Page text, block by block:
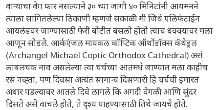
वाऱ्याचा वेग फार नसल्याने ३० च्या जागी ४० मिनिटांनी आयमनने
त्याला सांगितलेल्या ठिकाणी म्हणजे सकाळी मी जिथे एलिफंटाईन
आयलंडवर जाण्यासाठी फेरी बोटीत बसलो होतो त्याच धक्क्यावर मला
आणून सोडले. आर्कएंजल मायकल कॉप्टिक ऑर्थोडॉक्स कॅथेड्रल
(Archangel Michael Coptic Orthodox Cathedral) असं
लांबलचक नाव असलेल्या त्या चर्चच्या आतमधे जाण्यात मला काहीच
रस नव्ह्ता, पण दिवसा अत्यंत सामान्य दिसणारी हि चर्चची इमारत
अंधार पडल्यावर आतले दिवे लागले कि अगदी वेगळी आणि सुंदर
दिसते असे वाचले होते, ते दृश्य पाहण्यासाठी तिथे जायचे होते.